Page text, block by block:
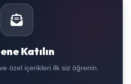
Katılın
özel içerikleri ilk siz öğrenin.